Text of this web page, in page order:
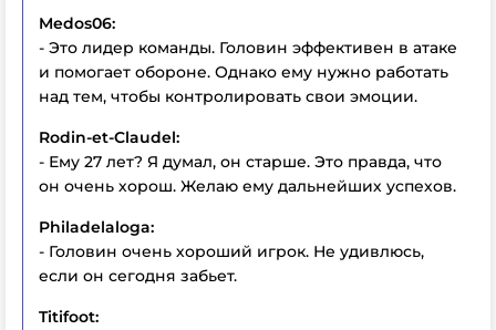
Medos06:
- Это лидер команды. Головин эффективен в атаке
и помогает обороне. Однако ему нужно работать
над тем, чтобы контролировать свои эмоции.
Rodin-et-Claudel:
- Ему 27 лет? Я думал, он старше. Это правда, что
он очень хорош. Желаю ему дальнейших успехов.
Philadelaloga:
- Головин очень хороший игрок. Не удивлюсь,
если он сегодня забьет.
Titifoot: